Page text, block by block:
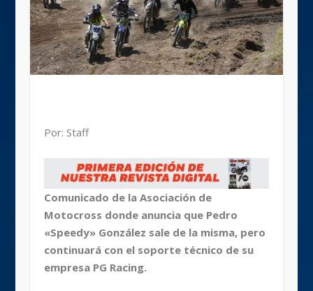
Por: Staff
Comunicado de la Asociación de
Motocross donde anuncia que Pedro
«Speedy» González sale de la misma, pero
continuará con el soporte técnico de su
empresa PG Racing.